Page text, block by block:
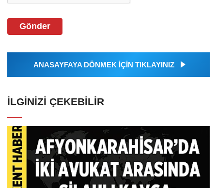
Gönder
ANASAYFAYA DÖNMEK İÇİN TIKLAYINIZ
İLGINIZI ÇEKEBILIR